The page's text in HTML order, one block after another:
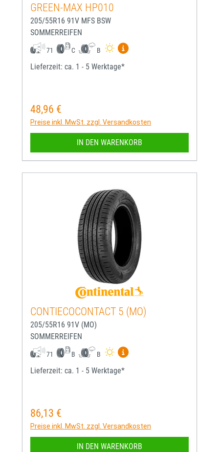
GREEN-MAX HP010
205/55R16 91V MFS BSW
SOMMERREIFEN
71 C B
Mehr Informationen zum
Lieferzeit: ca. 1 - 5 Werktage*
Regulärer Preis:
48,96 €
Preise inkl. MwSt. zzgl. Versandkosten
IN DEN WARENKORB
CONTIECOCONTACT 5 (MO)
205/55R16 91V (MO)
SOMMERREIFEN
71 B B
Mehr Informationen zum
Lieferzeit: ca. 1 - 5 Werktage*
Regulärer Preis:
86,13 €
Preise inkl. MwSt. zzgl. Versandkosten
IN DEN WARENKORB